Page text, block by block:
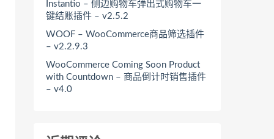
Instantio – 侧边购物车弹出式购物车一
键结账插件 – v2.5.2
WOOF – WooCommerce商品筛选插件
– v2.2.9.3
WooCommerce Coming Soon Product
with Countdown – 商品倒计时销售插件
– v4.0